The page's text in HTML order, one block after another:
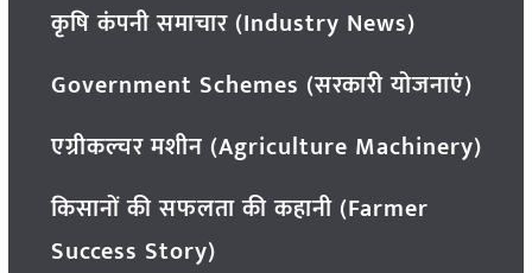
कृषि कंपनी समाचार (Industry News)
Government Schemes (सरकारी योजनाएं)
एग्रीकल्चर मशीन (Agriculture Machinery)
किसानों की सफलता की कहानी (Farmer
Success Story)